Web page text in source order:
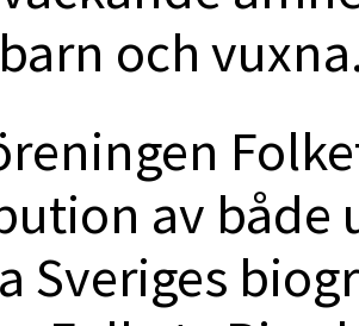
och
av både
Sveriges